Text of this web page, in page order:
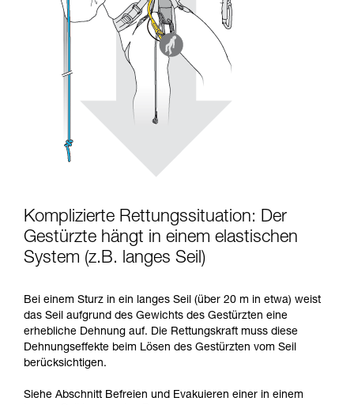
Komplizierte Rettungssituation: Der
Gestürzte hängt in einem elastischen
System (z.B. langes Seil)
Bei einem Sturz in ein langes Seil (über 20 m in etwa) weist
das Seil aufgrund des Gewichts des Gestürzten eine
erhebliche Dehnung auf. Die Rettungskraft muss diese
Dehnungseffekte beim Lösen des Gestürzten vom Seil
berücksichtigen.
Siehe Abschnitt Befreien und Evakuieren einer in einem